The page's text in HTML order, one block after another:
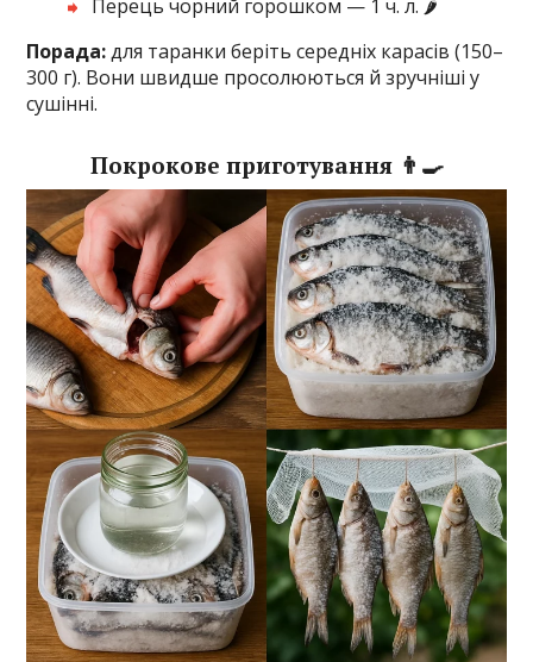
Перець чорний горошком — 1 ч. л. 🌶️
Порада:для таранки беріть середніх карасів (150–
300 г). Вони швидше просолюються й зручніші у
сушінні.
Покрокове приготування 👨‍🍳